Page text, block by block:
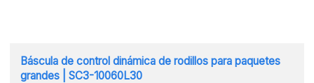
Báscula de control dinámica de rodillos para paquetes
grandes | SC3-10060L30